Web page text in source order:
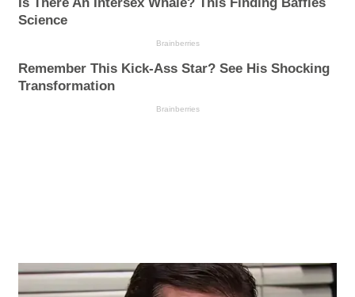
Science
Brainberries
Remember This Kick-Ass Star? See His Shocking
Transformation
Brainberries